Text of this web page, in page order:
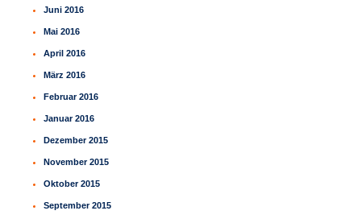
Juni 2016
Mai 2016
April 2016
März 2016
Februar 2016
Januar 2016
Dezember 2015
November 2015
Oktober 2015
September 2015